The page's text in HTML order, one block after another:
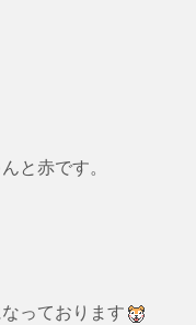
と赤です。
っております